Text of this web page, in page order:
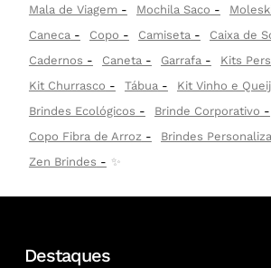
Mala de Viagem
Mochila Saco
Caneca
Copo Camiseta Caixa de
Cadernos
Caneta Garrafa
Kits
Kit Churrasco
Tábua
Kit Vinho e
Brindes Ecológicos
Brinde Corporativo
Copo Fibra de Arroz
Brindes
Zen Brindes
✨
Destaques